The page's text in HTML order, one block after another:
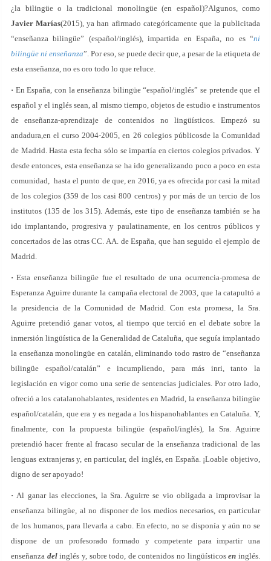
¿la bilingüe o la tradicional monolingüe (en español)?Algunos, como
Javier Marías(2015), ya han afirmado categóricamente que la publicitada
“enseñanza bilingüe” (español/inglés), impartida en España, no es “ni
bilingüe ni enseñanza”. Por eso, se puede decir que, a pesar de la etiqueta de
esta enseñanza, no es oro todo lo que reluce.
· En España, con la enseñanza bilingüe “español/inglés” se pretende que el
español y el inglés sean, al mismo tiempo, objetos de estudio e instrumentos
de enseñanza-aprendizaje de contenidos no lingüísticos. Empezó su
andadura,en el curso 2004-2005, en 26 colegios públicosde la Comunidad
de Madrid. Hasta esta fecha sólo se impartía en ciertos colegios privados. Y
desde entonces, esta enseñanza se ha ido generalizando poco a poco en esta
comunidad, hasta el punto de que, en 2016, ya es ofrecida por casi la mitad
de los colegios (359 de los casi 800 centros) y por más de un tercio de los
institutos (135 de los 315). Además, este tipo de enseñanza también se ha
ido implantando, progresiva y paulatinamente, en los centros públicos y
concertados de las otras CC. AA. de España, que han seguido el ejemplo de
Madrid.
·Esta enseñanza bilingüe fue el resultado de una ocurrencia-promesa de
Esperanza Aguirre durante la campaña electoral de 2003, que la catapultó a
la presidencia de la Comunidad de Madrid. Con esta promesa, la Sra.
Aguirre pretendió ganar votos, al tiempo que terció en el debate sobre la
inmersión lingüística de la Generalidad de Cataluña, que seguía implantado
la enseñanza monolingüe en catalán, eliminando todo rastro de “enseñanza
bilingüe español/catalán” e incumpliendo, para más inri, tanto la
legislación en vigor como una serie de sentencias judiciales. Por otro lado,
ofreció a los catalanohablantes, residentes en Madrid, la enseñanza bilingüe
español/catalán, que era y es negada a los hispanohablantes en Cataluña. Y,
finalmente, con la propuesta bilingüe (español/inglés), la Sra. Aguirre
pretendió hacer frente al fracaso secular de la enseñanza tradicional de las
lenguas extranjeras y, en particular, del inglés, en España. ¡Loable objetivo,
digno de ser apoyado!
·Al ganar las elecciones, la Sra. Aguirre se vio obligada a improvisar la
enseñanza bilingüe, al no disponer de los medios necesarios, en particular
de los humanos,para llevarla a cabo. En efecto, no se disponía y aún no se
dispone de un profesorado formado y competente para impartir una
enseñanza delinglés y, sobre todo, de contenidos no lingüísticosen inglés.